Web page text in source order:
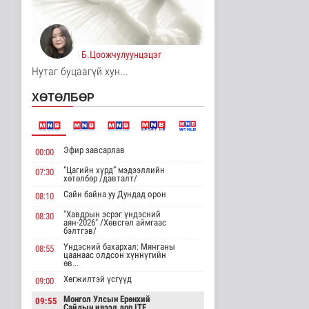
Д.Нацагдоржийн
мэндэлсний 120
жилийн ойд зориулс..
Танин мэдэхүй
4 цаг 39 минутын өмнө
Хүннүгийн язгууртны
4 цаг 42 минутын өмнө
Манай улс Польш
салбарт өр..
Улс төр
4 цаг 47 минутын өмнө
Одон орны судлаачид
нарны гадаргын
хамгийн өндөр..
Дэлхийд
Боловсролын сайд
Л.Энх-Амгалан
Б.Цоожчулуунцэцэг
Нутаг буцаагүй хун...
ХӨТӨЛБӨР
00:00 Эфир завсарлав
07:30
“Цагийн хүрд” мэдээллийн
хөтөлбөр /давталт/
08:10
Сайн байна уу Дундад орон
08:30
"Хавдрын эсрэг үндэсний
аян-2026" /Хөвсгөл аймгаас
бэлтгэв/
08:55
Үндэсний бахархал: Мянганы
цаанаас олдсон хүннүгийн
өв...
09:00
Хөгжилтэй үсгүүд
09:55
Монгол Улсын Ерөнхий